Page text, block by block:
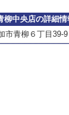
柳中央店の詳細情
市青柳６丁目39-9